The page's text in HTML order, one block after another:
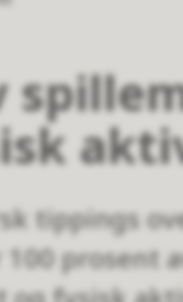
tippings
prosent